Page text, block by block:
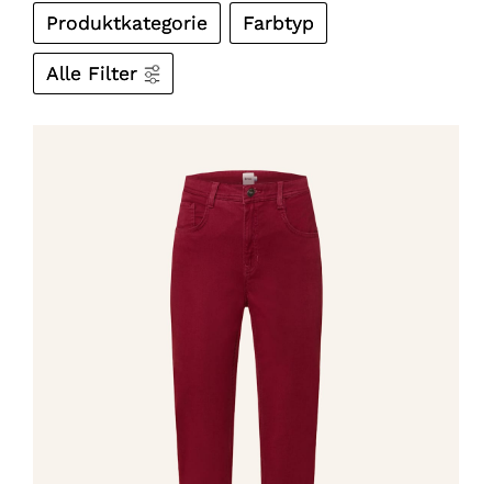
Produktkategorie Farbtyp
Alle Filter